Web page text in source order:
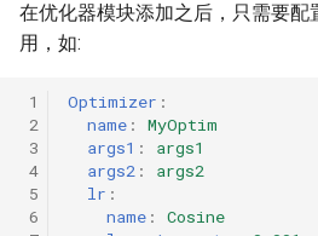
在优化器模块添加之后，只需要配
用，如:
1
2
3
4
5
6
Optimizer :
name :
MyOptim
args1 :
args1
args2 :
args2
lr :
name :
Cosine